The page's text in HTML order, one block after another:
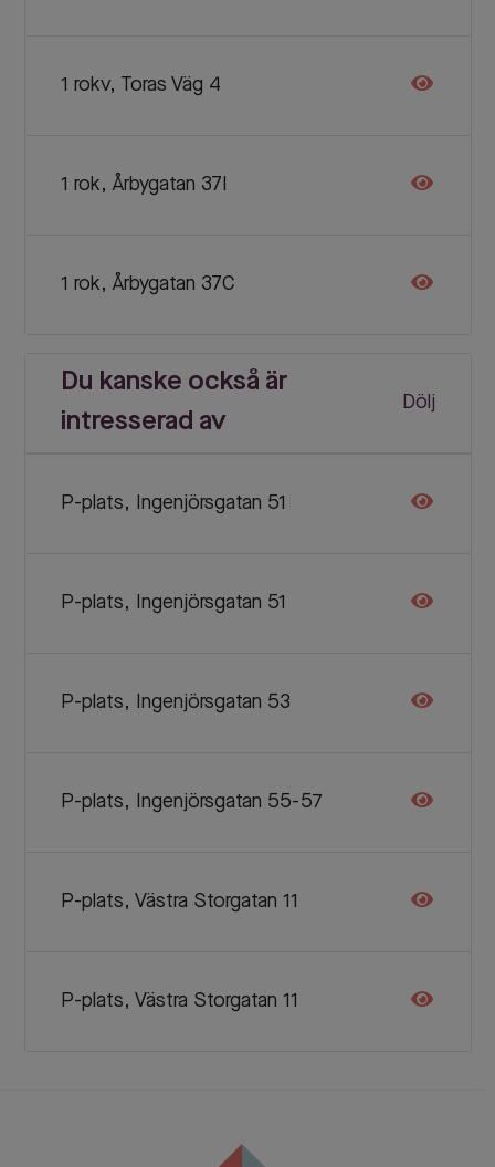
1 rokv, Toras Väg 4
1 rok, Årbygatan 37I
1 rok, Årbygatan 37C
Du kanske också är
intresserad av
Dölj
P-plats, Ingenjörsgatan 51
P-plats, Ingenjörsgatan 51
P-plats, Ingenjörsgatan 53
P-plats, Ingenjörsgatan 55-57
P-plats, Västra Storgatan 11
P-plats, Västra Storgatan 11